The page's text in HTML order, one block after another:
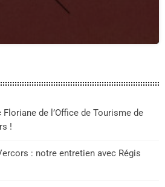
Floriane de l’Office de Tourisme de
!
: notre entretien avec Régis